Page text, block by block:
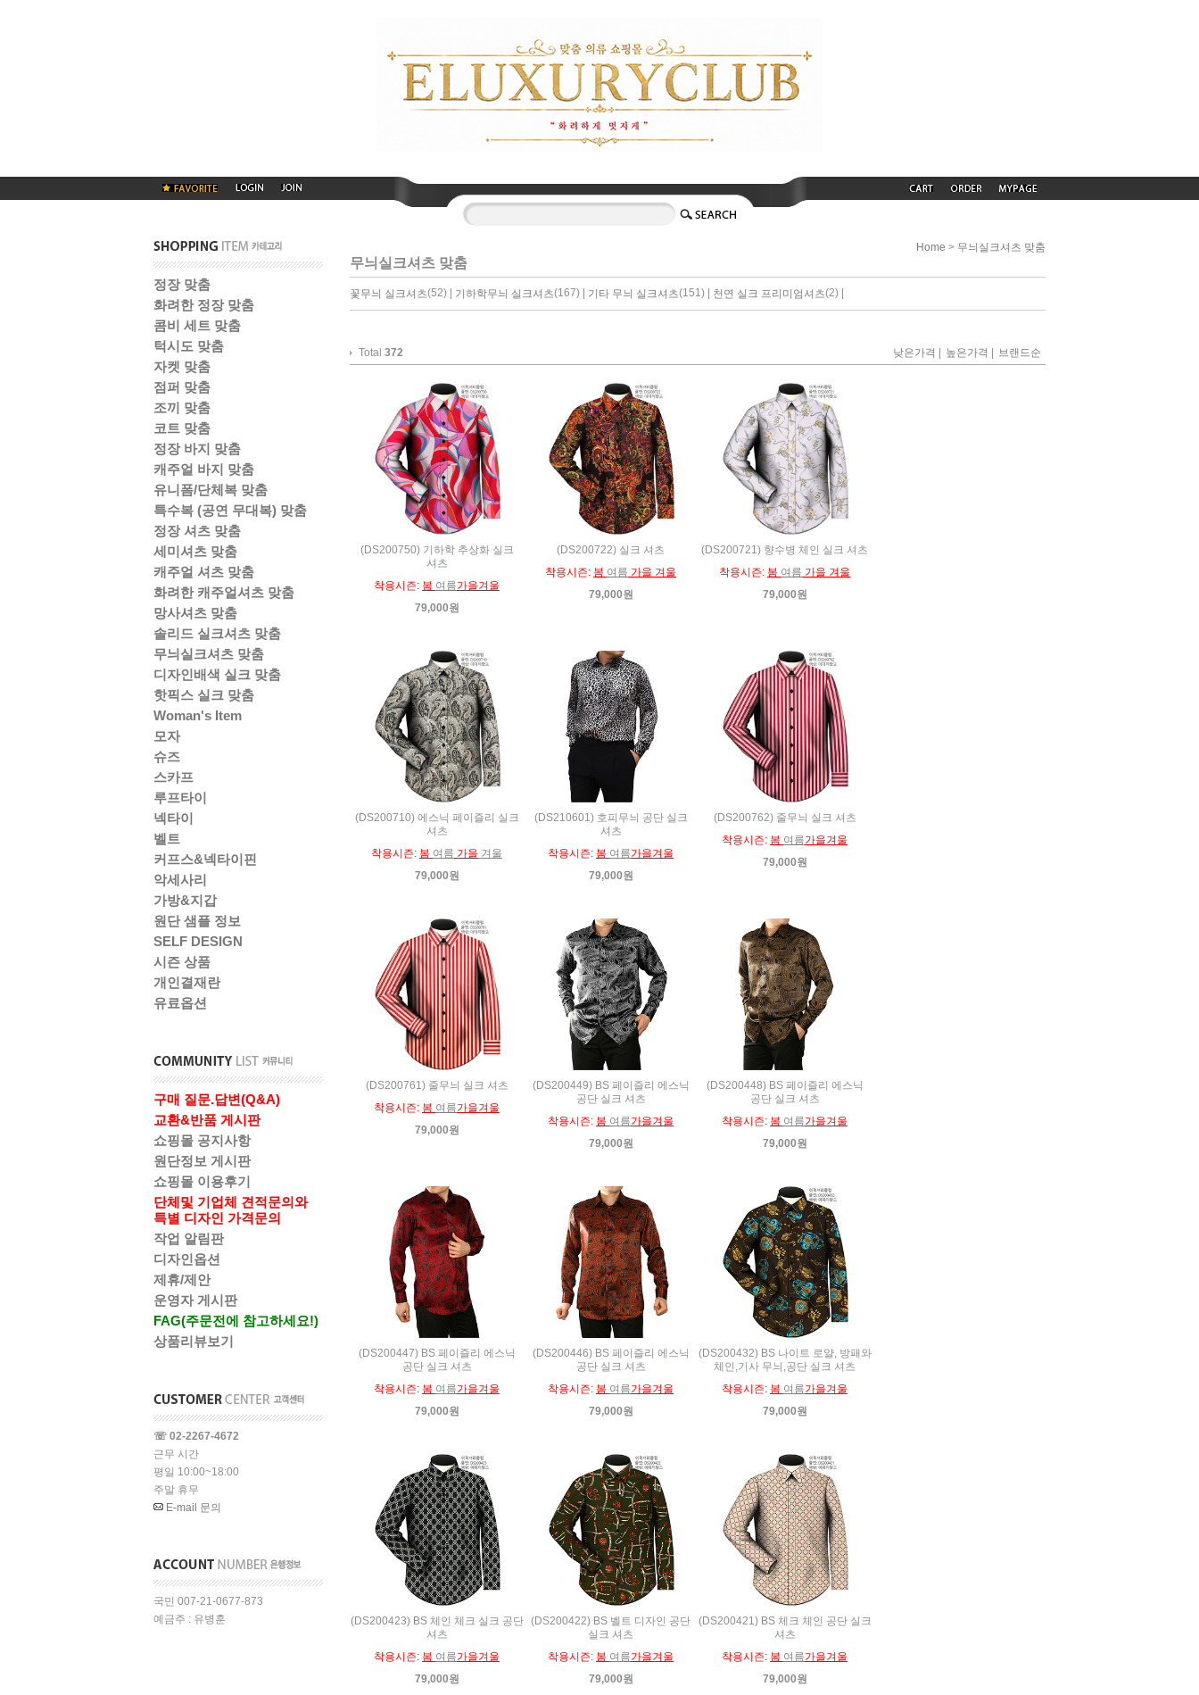
정장 맞춤
화려한 정장 맞춤
콤비 세트 맞춤
턱시도 맞춤
자켓 맞춤
점퍼 맞춤
조끼 맞춤
코트 맞춤
정장 바지 맞춤
캐주얼 바지 맞춤
유니폼/단체복 맞춤
특수복 (공연 무대복) 맞춤
정장 셔츠 맞춤
세미셔츠 맞춤
캐주얼 셔츠 맞춤
화려한 캐주얼셔츠 맞춤
망사셔츠 맞춤
솔리드 실크셔츠 맞춤
무늬실크셔츠 맞춤
디자인배색 실크 맞춤
핫픽스 실크 맞춤
Woman's Item
모자
슈즈
스카프
루프타이
넥타이
벨트
커프스&넥타이핀
악세사리
가방&지갑
원단 샘플 정보
SELF DESIGN
시즌 상품
개인결재란
유료옵션
구매 질문.답변(Q&A)
교환&반품 게시판
쇼핑몰 공지사항
원단정보 게시판
쇼핑몰 이용후기
단체및 기업체 견적문의와
특별 디자인 가격문의
작업 알림판
디자인옵션
제휴/제안
운영자 게시판
FAG(주문전에 참고하세요!)
상품리뷰보기
☏ 02-2267-4672
근무 시간
평일 10:00~18:00
주말 휴무
E-mail 문의
국민 007-21-0677-873
예금주 : 유병훈
Home > 무늬실크셔츠 맞춤
무늬실크셔츠 맞춤
꽃무늬 실크셔츠(52) | 기하학무늬 실크셔츠(167) | 기타 무늬 실크셔츠(151) | 천연 실크 프리미엄셔츠(2) |
Total 372 낮은가격 | 높은가격 | 브랜드순
(DS200750) 기하학 추상화 실크
셔츠
착용시즌: 봄 여름가을겨울
79,000원
(DS200722) 실크 셔츠
착용시즌: 봄 여름 가을 겨울
79,000원
(DS200721) 향수병 체인 실크 셔츠
착용시즌: 봄 여름 가을 겨울
79,000원
(DS200710) 에스닉 페이즐리 실크
셔츠
착용시즌: 봄 여름 가을 겨울
79,000원
(DS210601) 호피무늬 공단 실크
셔츠
착용시즌: 봄 여름가을겨울
79,000원
(DS200762) 줄무늬 실크 셔츠
착용시즌: 봄 여름가을겨울
79,000원
(DS200761) 줄무늬 실크 셔츠
착용시즌: 봄 여름가을겨울
79,000원
(DS200449) BS 페이즐리 에스닉
공단 실크 셔츠
착용시즌: 봄 여름가을겨울
79,000원
(DS200448) BS 페이즐리 에스닉
공단 실크 셔츠
착용시즌: 봄 여름가을겨울
79,000원
(DS200447) BS 페이즐리 에스닉
공단 실크 셔츠
착용시즌: 봄 여름가을겨울
79,000원
(DS200446) BS 페이즐리 에스닉
공단 실크 셔츠
착용시즌: 봄 여름가을겨울
79,000원
(DS200432) BS 나이트 로얄, 방패와
체인,기사 무늬,공단 실크 셔츠
착용시즌: 봄 여름가을겨울
79,000원
(DS200423) BS 체인 체크 실크 공단
셔츠
착용시즌: 봄 여름가을겨울
79,000원
(DS200422) BS 벨트 디자인 공단
실크 셔츠
착용시즌: 봄 여름가을겨울
79,000원
(DS200421) BS 체크 체인 공단 실크
셔츠
착용시즌: 봄 여름가을겨울
79,000원